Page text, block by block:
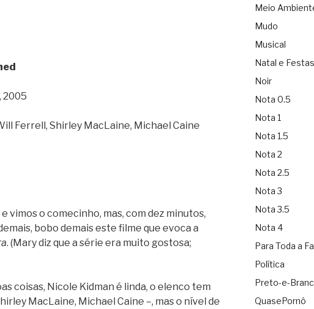
2005
Ferrell, Shirley MacLaine, Michael Caine
vimos o comecinho, mas, com dez minutos,
bobo demais este filme que evoca a
. (Mary diz que a série era muito gostosa;
coisas, Nicole Kidman é linda, o elenco tem
MacLaine, Michael Caine –, mas o nível de
Meio
Mudo
Musical
Natal e Festas
Noir
Nota 0.5
Nota 1
Nota 1.5
Nota 2
Nota 2.5
Nota 3
Nota 3.5
Nota 4
Para Toda a
Política
Preto-e-
QuasePornô